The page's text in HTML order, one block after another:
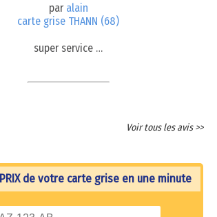
par alain
carte grise THANN (68)
super service …
Voir tous les avis >>
de votre carte grise en une minute